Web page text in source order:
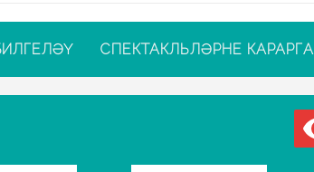
СПЕКТАКЛЬЛӘРНЕ КАРАРГА